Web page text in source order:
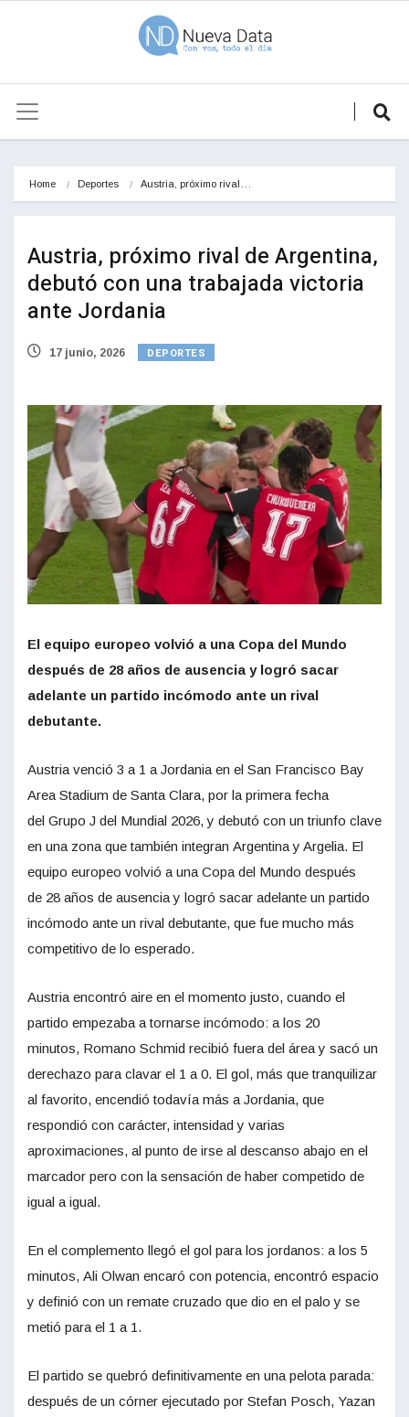
Home Deportes Austria, próximo rival…
Austria, próximo rival de Argentina,
debutó con una trabajada victoria
ante Jordania
17 junio, 2026 DEPORTES
El equipo europeo volvió a una Copa del Mundo
después de 28 años de ausencia y logró sacar
adelante un partido incómodo ante un rival
debutante.
Austria venció 3 a 1 a Jordania en el San Francisco Bay
Area Stadium de Santa Clara, por la primera fecha
del Grupo J del Mundial 2026, y debutó con un triunfo clave
en una zona que también integran Argentina y Argelia. El
equipo europeo volvió a una Copa del Mundo después
de 28 años de ausencia y logró sacar adelante un partido
incómodo ante un rival debutante, que fue mucho más
competitivo de lo esperado.
Austria encontró aire en el momento justo, cuando el
partido empezaba a tornarse incómodo: a los 20
minutos, Romano Schmid recibió fuera del área y sacó un
derechazo para clavar el 1 a 0. El gol, más que tranquilizar
al favorito, encendió todavía más a Jordania, que
respondió con carácter, intensidad y varias
aproximaciones, al punto de irse al descanso abajo en el
marcador pero con la sensación de haber competido de
igual a igual.
En el complemento llegó el gol para los jordanos: a los 5
minutos, Ali Olwan encaró con potencia, encontró espacio
y definió con un remate cruzado que dio en el palo y se
metió para el 1 a 1.
El partido se quebró definitivamente en una pelota parada:
después de un córner ejecutado por Stefan Posch, Yazan